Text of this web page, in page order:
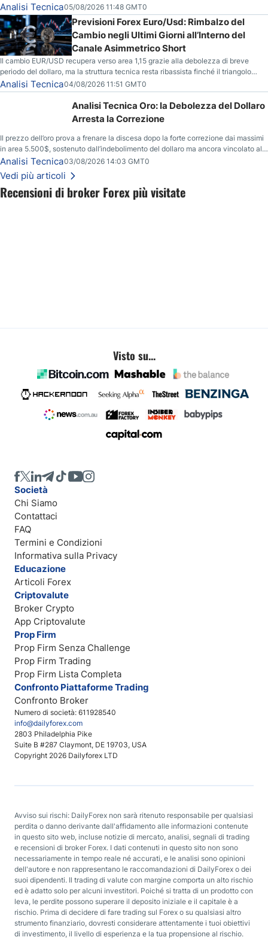
Recensioni di broker Forex più visitate
ribasso potrà estendersi verso quota 70$.
Analisi Tecnica05/08/2026 11:48 GMT0
Previsioni Forex Euro/Usd: Rimbalzo del
Cambio negli Ultimi Giorni all’Interno del
Canale Asimmetrico Short
Il cambio EUR/USD recupera verso area 1,15 grazie alla debolezza di breve
periodo del dollaro, ma la struttura tecnica resta ribassista finché il triangolo
asimmetrico short continua a contenere il movimento.
Analisi Tecnica04/08/2026 11:51 GMT0
Analisi Tecnica Oro: la Debolezza del Dollaro
Arresta la Correzione
Il prezzo dell’oro prova a frenare la discesa dopo la forte correzione dai massimi
in area 5.500$, sostenuto dall’indebolimento del dollaro ma ancora vincolato alla
resistenza chiave tra 4.110$ e 4.120$.
Analisi Tecnica03/08/2026 14:03 GMT0
Vedi più articoli
Visto su...
Numero di società: 611928540
info@dailyforex.com
2803 Philadelphia Pike
Suite B #287 Claymont, DE 19703, USA
Copyright 2026 Dailyforex LTD
Società
Chi Siamo
Contattaci
FAQ
Termini e Condizioni
Informativa sulla Privacy
Educazione
Articoli Forex
Criptovalute
Broker Crypto
App Criptovalute
Prop Firm
Prop Firm Senza Challenge
Prop Firm Trading
Prop Firm Lista Completa
Confronto Piattaforme Trading
Confronto Broker
Avviso sui rischi: DailyForex non sarà ritenuto responsabile per qualsiasi
perdita o danno derivante dall'affidamento alle informazioni contenute
in questo sito web, incluse notizie di mercato, analisi, segnali di trading
e recensioni di broker Forex. I dati contenuti in questo sito non sono
necessariamente in tempo reale né accurati, e le analisi sono opinioni
dell'autore e non rappresentano le raccomandazioni di DailyForex o dei
suoi dipendenti. Il trading di valute con margine comporta un alto rischio
ed è adatto solo per alcuni investitori. Poiché si tratta di un prodotto con
leva, le perdite possono superare il deposito iniziale e il capitale è a
rischio. Prima di decidere di fare trading sul Forex o su qualsiasi altro
strumento finanziario, dovresti considerare attentamente i tuoi obiettivi
di investimento, il livello di esperienza e la tua propensione al rischio.